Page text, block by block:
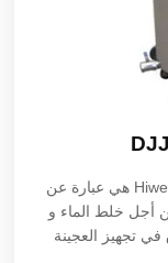
Hiwell Machinery هي عبارة عن
أجل خلط الماء و
في تجهيز العجينة